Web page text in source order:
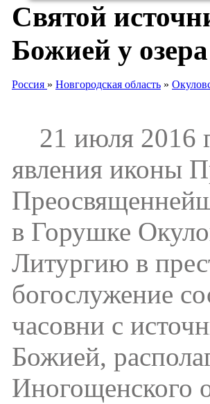
Святой
Божией у
Россия » Новгородская область »
21 июля 2016
явления иконы
в Горушке
Литургию в
богослужение
часовни с
Божией,
Иногощенского